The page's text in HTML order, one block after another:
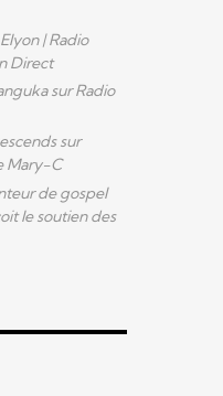
| Radio
Direct
sur Radio
sur
Mary-C
de gospel
le soutien des